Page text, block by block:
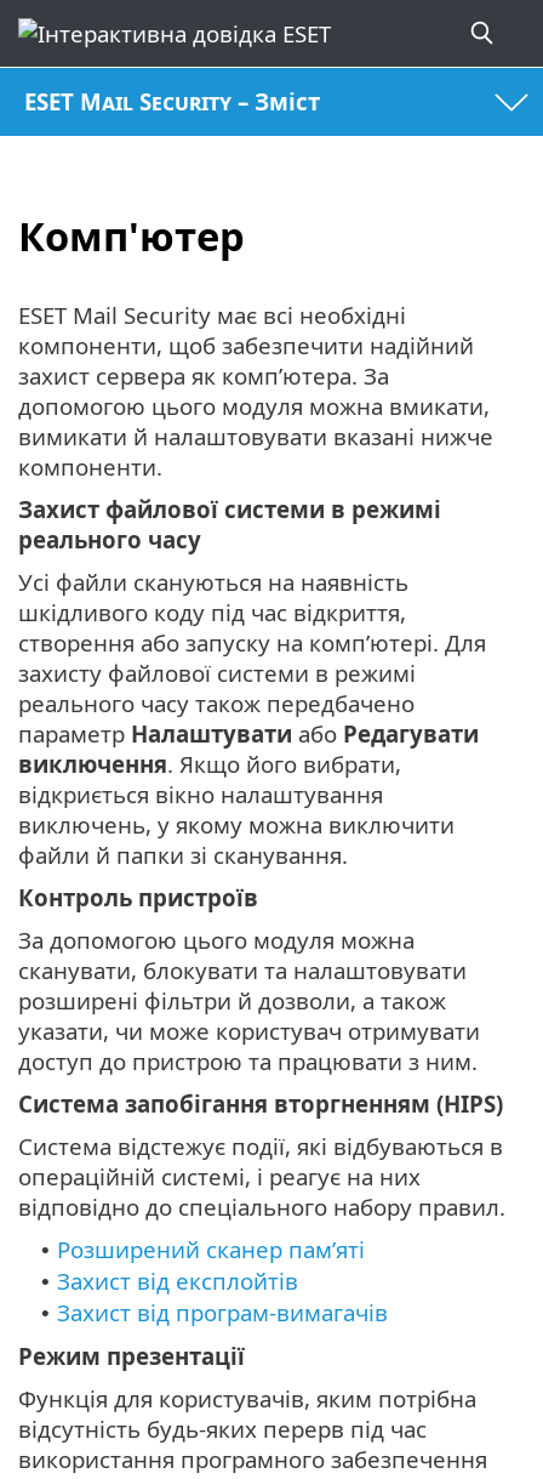
ESET Mail Security – Зміст
Комп'ютер
ESET Mail Security має всі необхідні
компоненти, щоб забезпечити надійний
захист сервера як комп’ютера. За
допомогою цього модуля можна вмикати,
вимикати й налаштовувати вказані нижче
компоненти.
Захист файлової системи в режимі
реального часу
Усі файли скануються на наявність
шкідливого коду під час відкриття,
створення або запуску на комп’ютері. Для
захисту файлової системи в режимі
реального часу також передбачено
параметр Налаштувати або Редагувати
виключення. Якщо його вибрати,
відкриється вікно налаштування
виключень, у якому можна виключити
файли й папки зі сканування.
Контроль пристроїв
За допомогою цього модуля можна
сканувати, блокувати та налаштовувати
розширені фільтри й дозволи, а також
указати, чи може користувач отримувати
доступ до пристрою та працювати з ним.
Система запобігання вторгненням (HIPS)
Система відстежує події, які відбуваються в
операційній системі, і реагує на них
відповідно до спеціального набору правил.
• Розширений сканер пам’яті
• Захист від експлойтів
• Захист від програм-вимагачів
Режим презентації
Функція для користувачів, яким потрібна
відсутність будь-яких перерв під час
використання програмного забезпечення